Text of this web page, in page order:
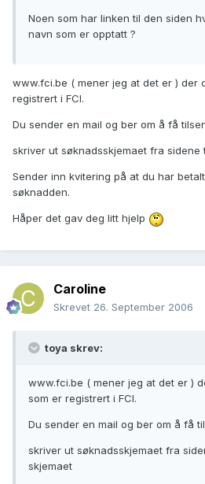
Noen som har linken til den siden
navn som er opptatt ?
www.fci.be ( mener jeg at det er ) der
registrert i FCI.
Du sender en mail og ber om å få
skriver ut søknadsskjemaet fra sidene
Sender inn kvitering på at du har
søknadden.
Håper det gav deg litt hjelp
Caroline
Skrevet 26. September 2006
toya skrev:
www.fci.be ( mener jeg at det er )
som er registrert i FCI.
Du sender en mail og ber om å få
skriver ut søknadsskjemaet fra
skjemaet